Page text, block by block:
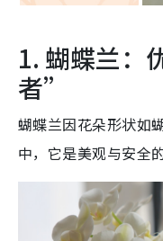
1. 蝴蝶兰：
者”
蝴蝶兰因花朵形状如
中，它是美观与安全